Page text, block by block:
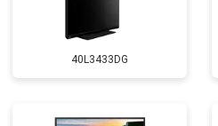
40L3433DG